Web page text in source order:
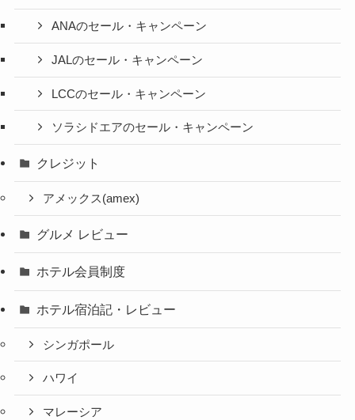
ANAのセール・キャンペーン
JALのセール・キャンペーン
LCCのセール・キャンペーン
ソラシドエアのセール・キャンペーン
クレジット
アメックス(amex)
グルメ レビュー
ホテル会員制度
ホテル宿泊記・レビュー
シンガポール
ハワイ
マレーシア